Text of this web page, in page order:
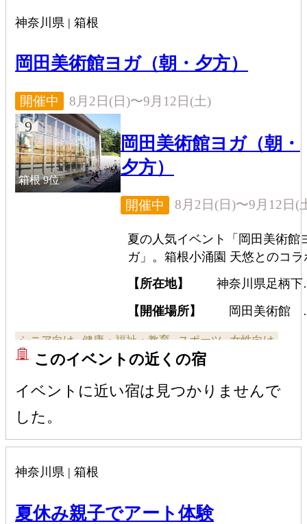
神奈川県 | 箱根
岡田美術館ヨガ（朝・夕方）
開催中 8月2日(日)〜9月12日(土)
9
箱根 9位
岡田美術館ヨガ（朝・
夕方）
開催中 8月2日(日)〜9月12日(
夏の人気イベント「岡田美術館
ガ」。箱根小涌園 天悠とのコラ
プランのほか、今回からは閉館
の夕方のレッスンも始まる。箱
の自然と壁画の迫力を感じなが
【所在地】
神奈川県足柄下
【開催場所】
岡田美術館
シニア向け 健康・福祉・教育 スポーツ 女性向け
子ども・ファミリー向け 全般向け 体験・遊覧
プル向け
このイベントの近くの宿
イベントに近い宿は見つかりませんで
した。
神奈川県 | 箱根
夏休み親子でアート体験